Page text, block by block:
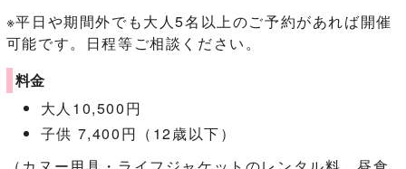
※平日や期間外でも大人5名以上のご予約があれば開催
可能です。日程等ご相談ください。
料金
大人10,500円
子供 7,400円（12歳以下）